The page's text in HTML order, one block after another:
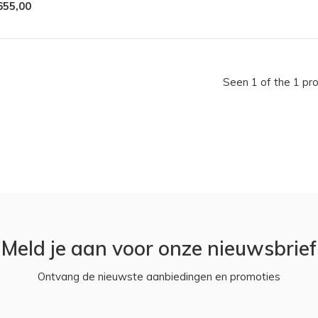
Seen 1 of the 1
Meld je aan voor onze nieuwsbrief
Ontvang de nieuwste aanbiedingen en promoties